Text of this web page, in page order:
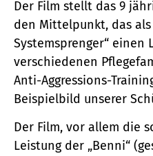
Der Film stellt das 9
den Mittelpunkt, das
Systemsprenger“ einen
verschiedenen
Anti-Aggressions-
Beispielbild unserer
Der Film, vor allem die
Leistung der „Benni“